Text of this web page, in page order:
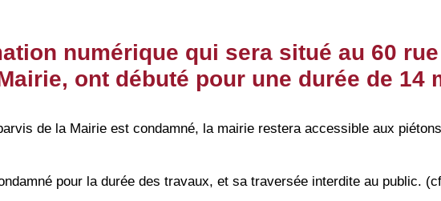
numérique qui sera situé au 60
ont débuté pour une durée de 14
de la Mairie est condamné, la mairie restera accessible aux
pour la durée des travaux, et sa traversée interdite au public.